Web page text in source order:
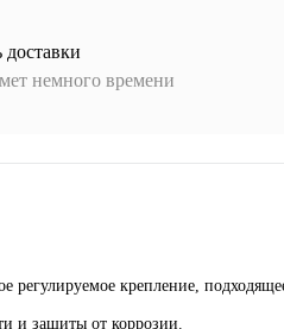
доставки
немного времени
крепление,
и защиты от коррозии.